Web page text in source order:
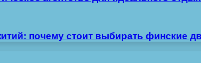
почему стоит выбирать финские